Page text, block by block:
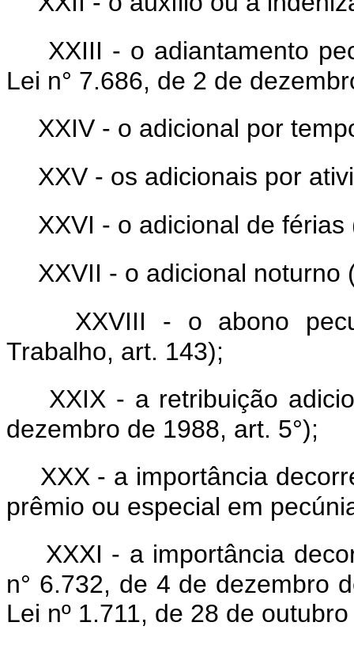
XXIII - o adiantamento
Lei n° 7.686, de 2 de
XXIV - o adicional por
XXV - os adicionais por
XXVI - o adicional de
XXVII - o adicional noturno
XXVIII - o abono
Trabalho, art. 143);
XXIX - a retribuição
dezembro de 1988, art. 5°);
XXX - a importância
prêmio ou especial em
XXXI - a importância
n° 6.732, de 4 de dezembro
Lei nº 1.711, de 28 de